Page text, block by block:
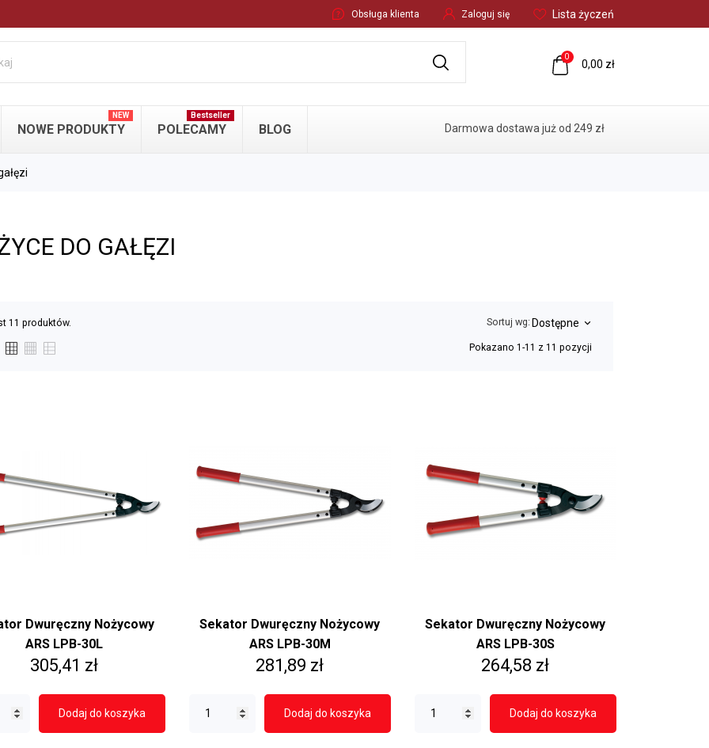
Obsługa klienta Zaloguj się Lista życzeń
0
0,00 zł
AKCESORIA I CZĘŚCI
sekatorów
NOWE PRODUKTY
NEW
POLECAMY
Bestseller
BLOG Darmowa dostawa już od 249 zł
DO GAŁĘZI
11 produktów. Sortuj wg: Dostępne keyboard_arrow_down
Pokazano 1-11 z 11 pozycji
Dwuręczny Nożycowy
ARS LPB-30L
Cena
305,41 zł
Dodaj do koszyka
Sekator Dwuręczny Nożycowy
ARS LPB-30M
Cena
281,89 zł
Dodaj do koszyka
Sekator Dwuręczny Nożycowy
ARS LPB-30S
Cena
264,58 zł
Dodaj do koszyka